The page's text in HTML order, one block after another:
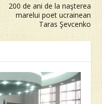
200 de ani de la naşterea
marelui poet ucrainean
Taras Şevcenko